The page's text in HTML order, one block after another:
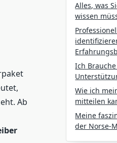
Ab
Alles, was
wissen
Ich
Wie ich
mitteilen
Meine
der Norse-